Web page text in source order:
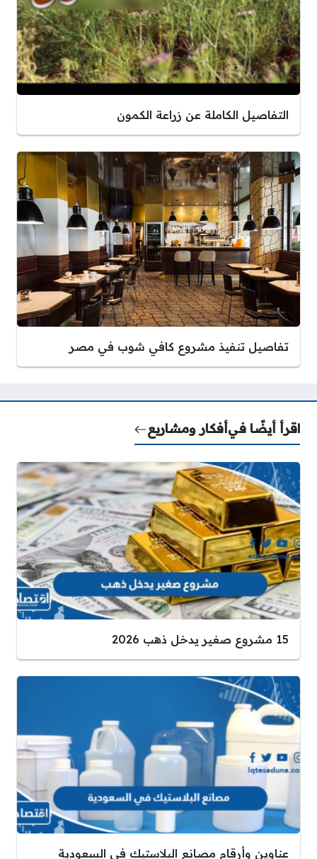
التفاصيل الكاملة عن زراعة الكمون
تفاصيل تنفيذ مشروع كافي شوب في مصر
اقرأ أيضًا فيأفكار ومشاريع
15 مشروع صغير يدخل ذهب 2026
عناوين وأرقام مصانع البلاستيك في السعودية